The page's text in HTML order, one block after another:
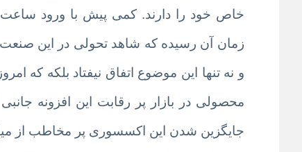
خاص خود را دارند. کمی پیش با ورود
زمان آن رسیده که شاهد تحولی در این صنعت
و نه تنها این موضوع اتفاق نیفتاد بلکه که
محصولی در بازار پر رقابت این افزونه
جایگزین شدن این اکسسوری پر مخاطب از